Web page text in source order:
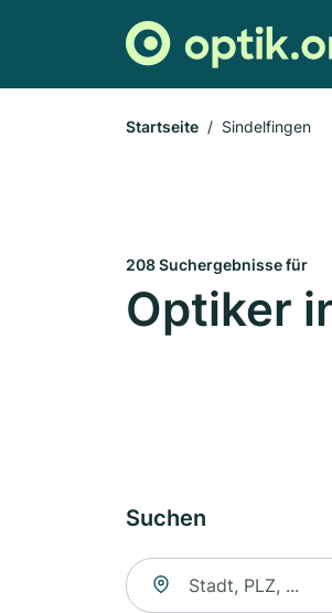
Startseite Sindelfingen
208 Suchergebnisse für
Optiker
Suchen
Suche nach Ort